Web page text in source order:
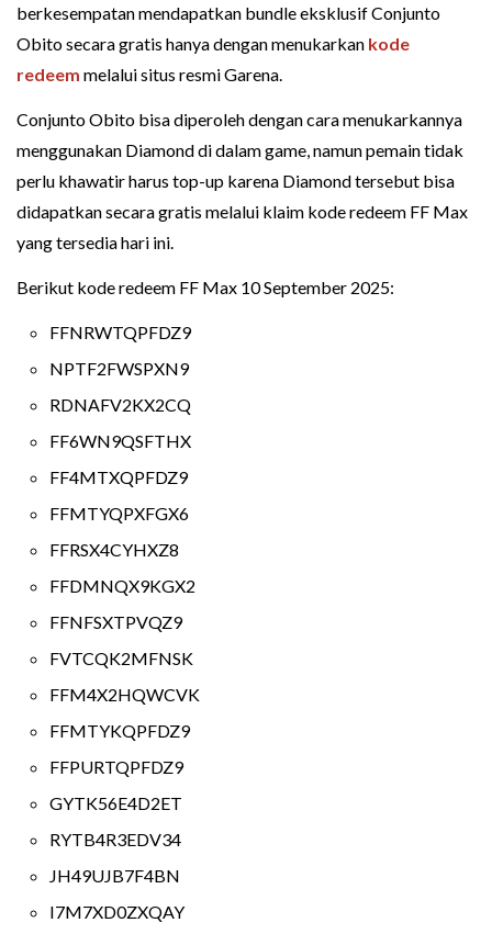
berkesempatan mendapatkan bundle eksklusif Conjunto
Obito secara gratis hanya dengan menukarkan kode
redeem melalui situs resmi Garena.
Conjunto Obito bisa diperoleh dengan cara menukarkannya
menggunakan Diamond di dalam game, namun pemain tidak
perlu khawatir harus top-up karena Diamond tersebut bisa
didapatkan secara gratis melalui klaim kode redeem FF Max
yang tersedia hari ini.
Berikut kode redeem FF Max 10 September 2025:
FFNRWTQPFDZ9
NPTF2FWSPXN9
RDNAFV2KX2CQ
FF6WN9QSFTHX
FF4MTXQPFDZ9
FFMTYQPXFGX6
FFRSX4CYHXZ8
FFDMNQX9KGX2
FFNFSXTPVQZ9
FVTCQK2MFNSK
FFM4X2HQWCVK
FFMTYKQPFDZ9
FFPURTQPFDZ9
GYTK56E4D2ET
RYTB4R3EDV34
JH49UJB7F4BN
I7M7XD0ZXQAY